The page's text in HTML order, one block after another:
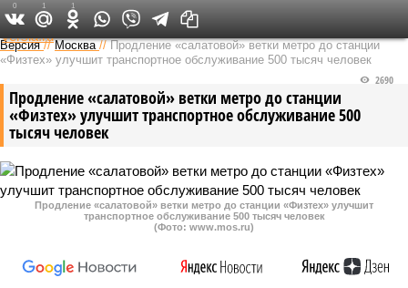
Федеральный выпуск
Версия //Москва //Продление «салатовой» ветки метро до станции
«Физтех» улучшит транспортное обслуживание 500 тысяч человек
Продление «салатовой» ветки метро до станции
«Физтех» улучшит транспортное обслуживание 500
тысяч человек
2690
Продление «салатовой» ветки метро до станции «Физтех» улучшит
транспортное обслуживание 500 тысяч человек
(Фото: www.mos.ru)
0 1 1